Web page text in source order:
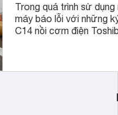
bạn có thể tham khảo
Trong quá trình sử
máy báo lỗi với những
C14 nồi cơm điện